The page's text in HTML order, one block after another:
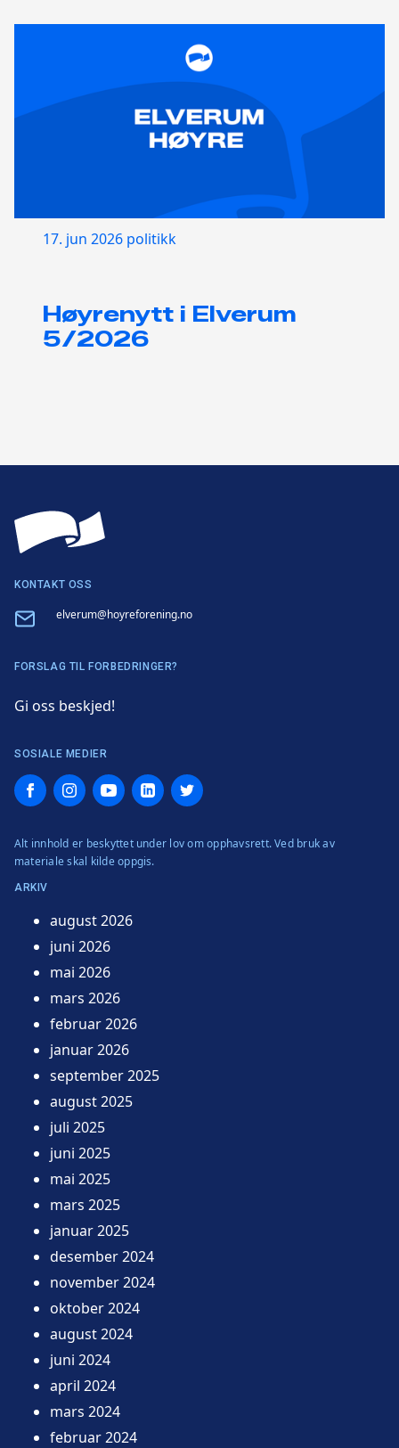
17. jun 2026 politikk
Høyrenytt i Elverum
5/2026
KONTAKT OSS
Email elverum@hoyreforening.no
FORSLAG TIL FORBEDRINGER?
Gi oss beskjed!
SOSIALE MEDIER
FacebookInstagramYouTubeLinkedInTwitter
Alt innhold er beskyttet under lov om opphavsrett. Ved bruk av
materiale skal kilde oppgis.
ARKIV
august 2026
juni 2026
mai 2026
mars 2026
februar 2026
januar 2026
september 2025
august 2025
juli 2025
juni 2025
mai 2025
mars 2025
januar 2025
desember 2024
november 2024
oktober 2024
august 2024
juni 2024
april 2024
mars 2024
februar 2024